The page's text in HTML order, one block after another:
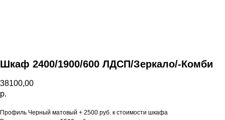
Шкаф 2400/1900/600 ЛДСП/Зеркало/-Комби
38100,00
р.
Профиль Черный матовый + 2500 руб. к стоимости шкафа